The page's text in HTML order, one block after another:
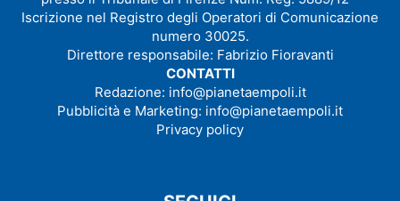
Iscrizione nel Registro degli Operatori di Comunicazione
numero 30025.
Direttore responsabile: Fabrizio Fioravanti
CONTATTI
Redazione: info@pianetaempoli.it
Pubblicità e Marketing: info@pianetaempoli.it
Privacy policy